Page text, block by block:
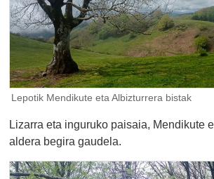
Lepotik Mendikute eta Albizturrera bistak
Lizarra eta inguruko paisaia, Mendikute
aldera begira gaudela.